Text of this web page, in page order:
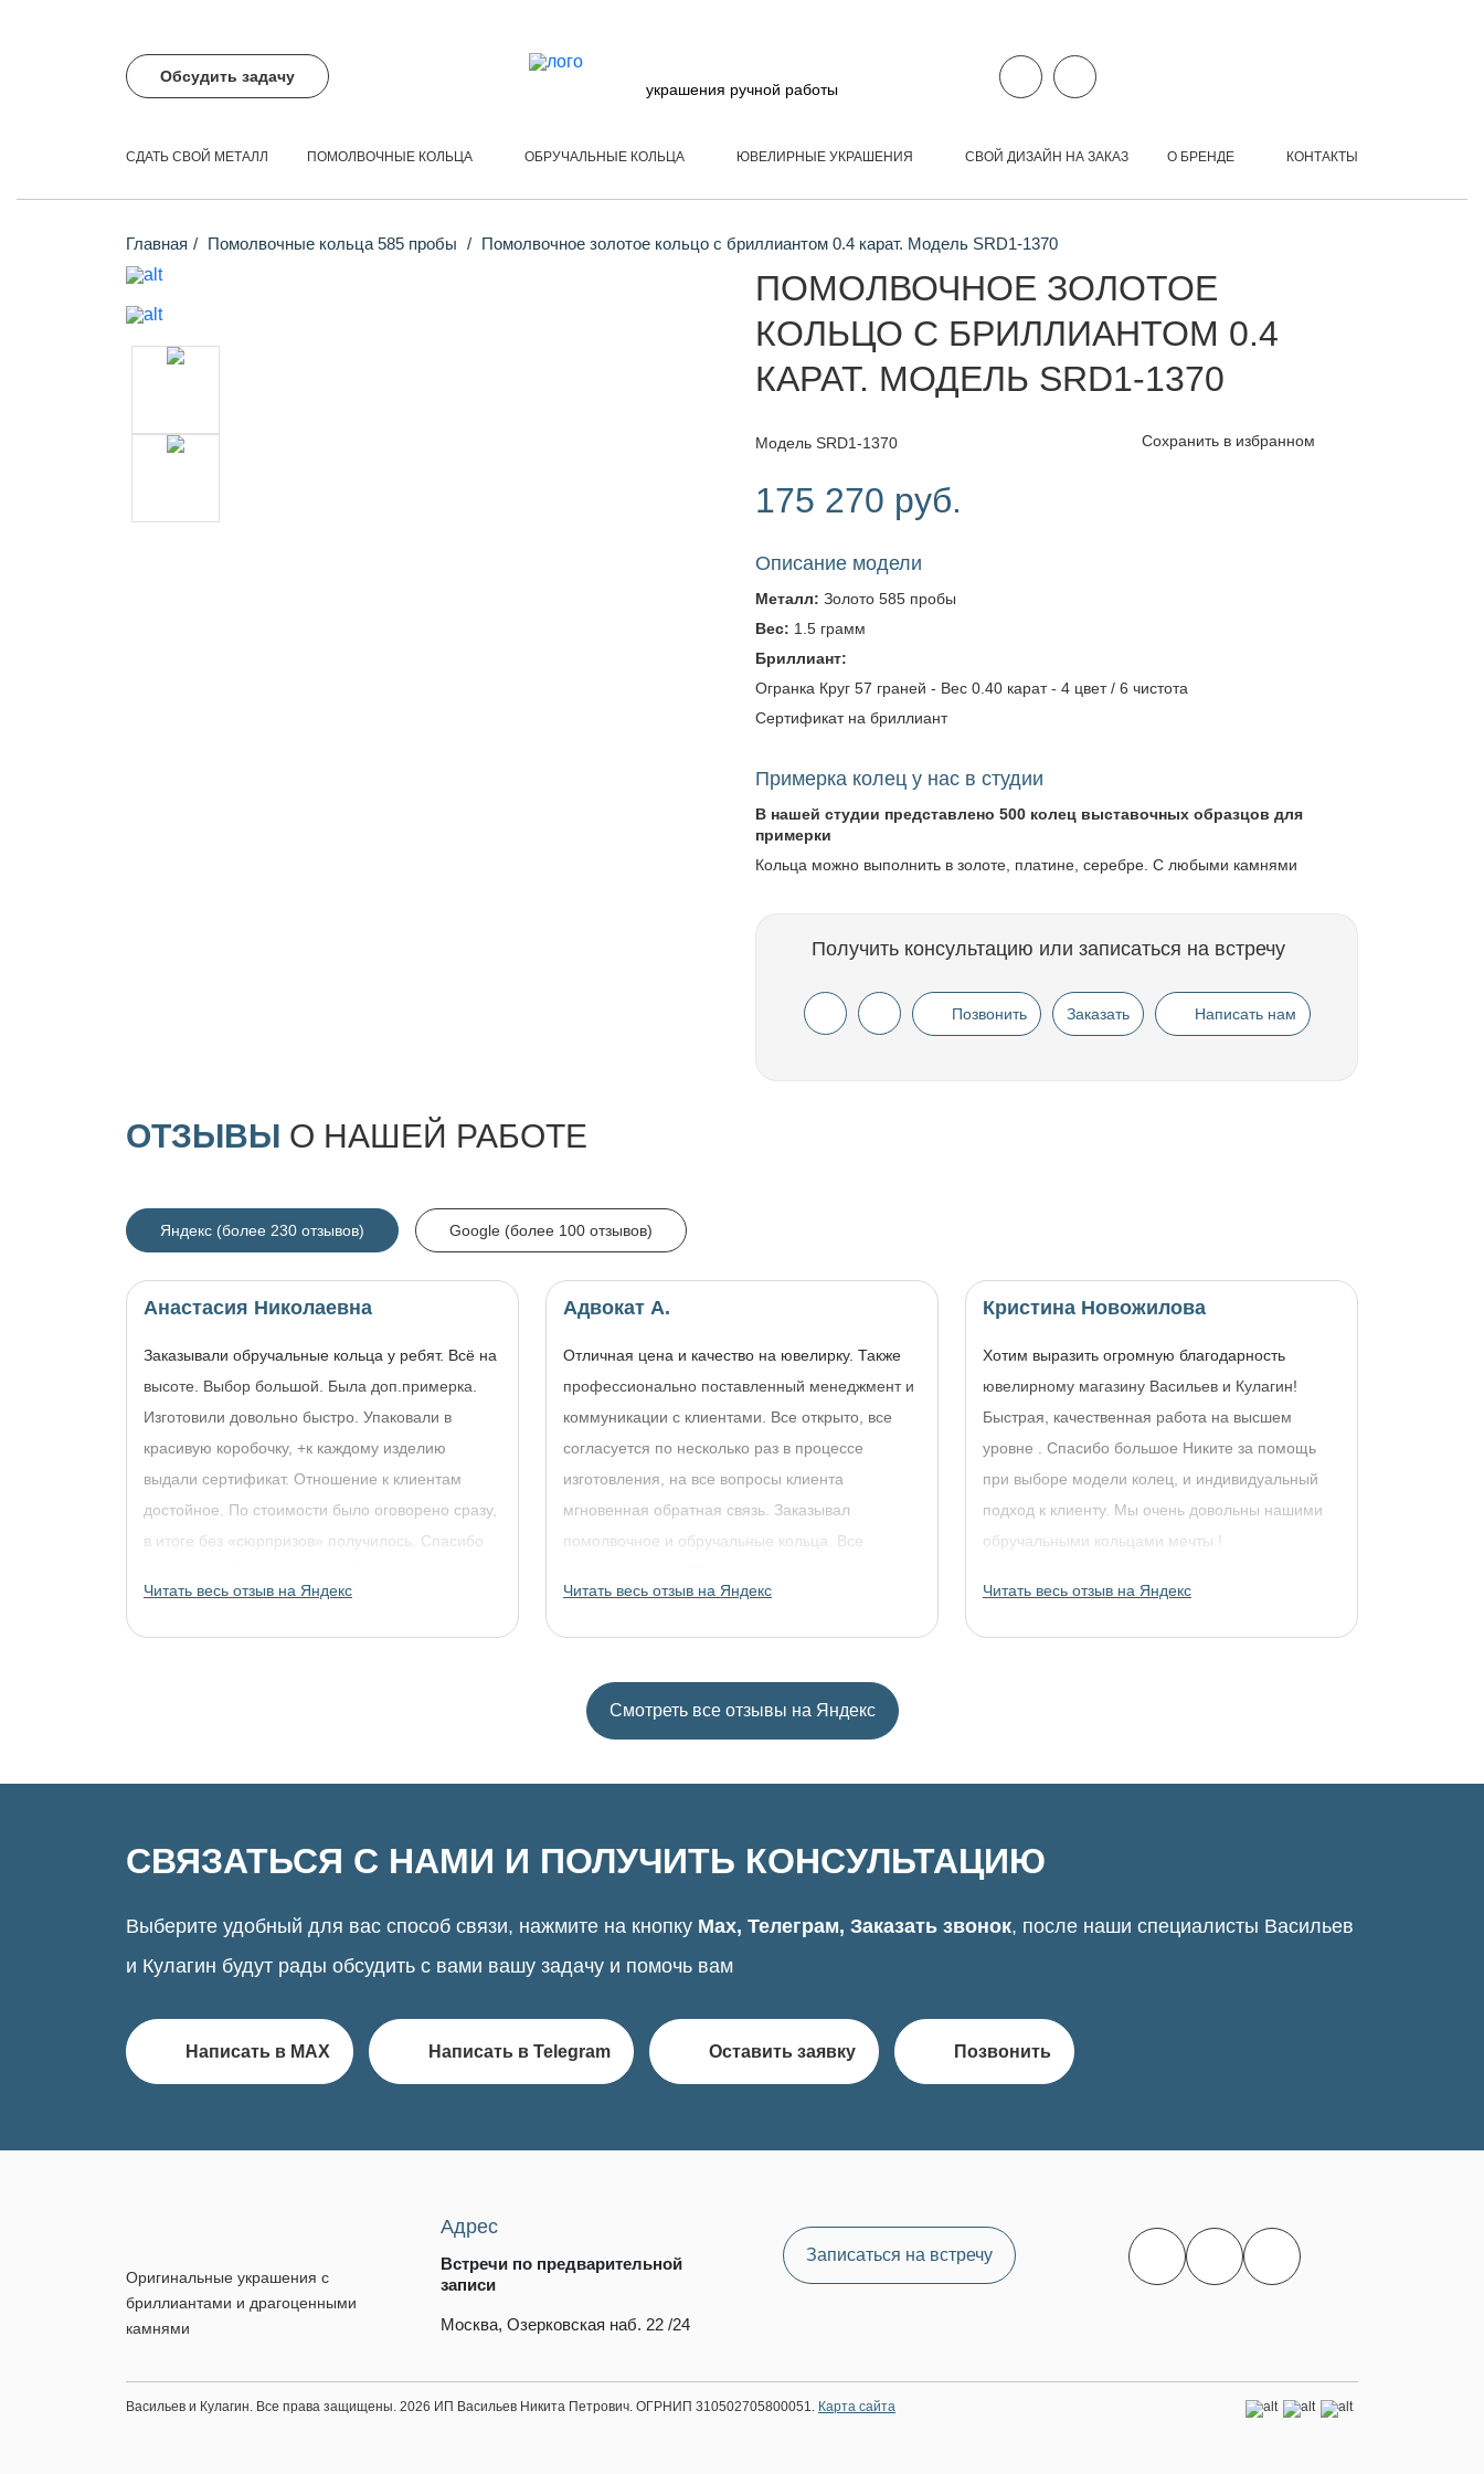
Обсудить задачу
украшения ручной работы
СДАТЬ СВОЙ МЕТАЛЛ ПОМОЛВОЧНЫЕ КОЛЬЦА ОБРУЧАЛЬНЫЕ КОЛЬЦА ЮВЕЛИРНЫЕ УКРАШЕНИЯ СВОЙ ДИЗАЙН НА ЗАКАЗ О БРЕНДЕ КОНТАКТЫ
Главная Помолвочные кольца 585 пробы Помолвочное золотое кольцо с бриллиантом 0.4 карат. Модель SRD1-1370
ПОМОЛВОЧНОЕ ЗОЛОТОЕ
КОЛЬЦО С БРИЛЛИАНТОМ 0.4
КАРАТ. МОДЕЛЬ SRD1-1370
Модель SRD1-1370 Сохранить в избранном
175 270 руб.
Описание модели
Металл: Золото 585 пробы
Вес: 1.5 грамм
Бриллиант:
Огранка Круг 57 граней - Вес 0.40 карат - 4 цвет / 6 чистота
Сертификат на бриллиант
Примерка колец у нас в студии
В нашей студии представлено 500 колец выставочных образцов для
примерки
Кольца можно выполнить в золоте, платине, серебре. С любыми камнями
Получить консультацию или записаться на встречу
Позвонить Заказать Написать нам
ОТЗЫВЫ О НАШЕЙ РАБОТЕ
Яндекс (более 230 отзывов) Google (более 100 отзывов)
Анастасия Николаевна
Заказывали обручальные кольца у ребят. Всё на
высоте. Выбор большой. Была доп.примерка.
Изготовили довольно быстро. Упаковали в
красивую коробочку, +к каждому изделию
выдали сертификат. Отношение к клиентам
достойное. По стоимости было оговорено сразу,
в итоге без «сюрпризов» получилось. Спасибо
украшениями!
Читать весь отзыв на Яндекс
Адвокат А.
Отличная цена и качество на ювелирку. Также
профессионально поставленный менеджмент и
коммуникации с клиентами. Все открыто, все
согласуется по несколько раз в процессе
изготовления, на все вопросы клиента
мгновенная обратная связь. Заказывал
помолвочное и обручальные кольца. Все
Читать весь отзыв на Яндекс
Кристина Новожилова
Хотим выразить огромную благодарность
ювелирному магазину Васильев и Кулагин!
Быстрая, качественная работа на высшем
уровне . Спасибо большое Никите за помощь
при выборе модели колец, и индивидуальный
подход к клиенту. Мы очень довольны нашими
обручальными кольцами мечты !
Читать весь отзыв на Яндекс
Смотреть все отзывы на Яндекс
СВЯЗАТЬСЯ С НАМИ И ПОЛУЧИТЬ КОНСУЛЬТАЦИЮ
Выберите удобный для вас способ связи, нажмите на кнопку Max, Телеграм, Заказать звонок, после наши специалисты Васильев
и Кулагин будут рады обсудить с вами вашу задачу и помочь вам
Написать в MAX Написать в Telegram Оставить заявку Позвонить
Оригинальные украшения с
бриллиантами и драгоценными
камнями
Адрес
Встречи по предварительной
записи
Москва, Озерковская наб. 22 /24
Записаться на встречу
Васильев и Кулагин. Все права защищены. 2026 ИП Васильев Никита Петрович. ОГРНИП 310502705800051. Карта сайта